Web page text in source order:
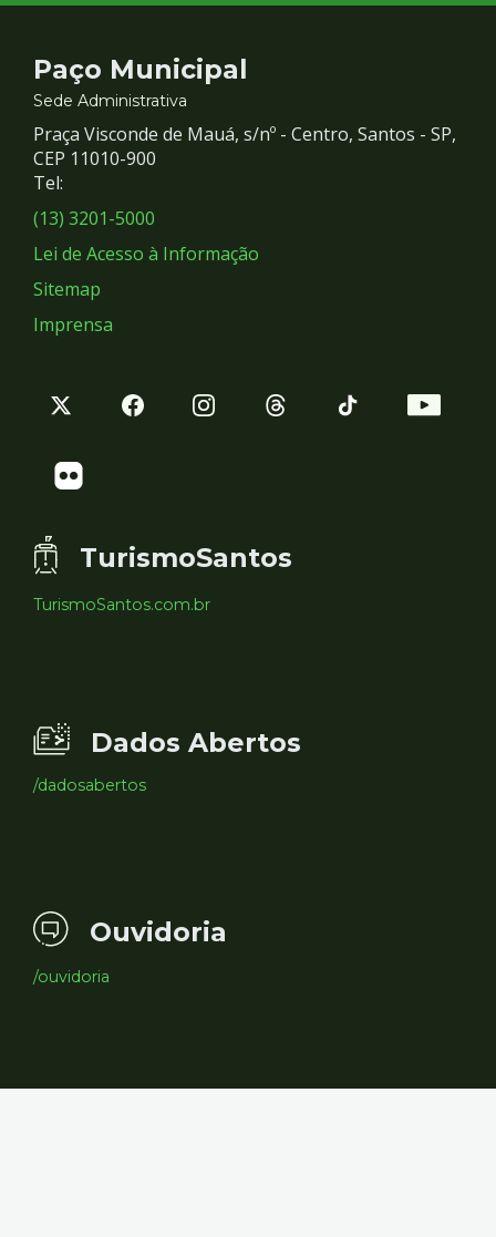
Contato
e
Redes
Sociais
Paço Municipal
Sede Administrativa
Praça Visconde de Mauá, s/nº - Centro, Santos - SP,
CEP 11010-900
Tel:
(13) 3201-5000
Lei de Acesso à Informação
Sitemap
Imprensa
TurismoSantos
TurismoSantos.com.br
Dados Abertos
/dadosabertos
Ouvidoria
/ouvidoria